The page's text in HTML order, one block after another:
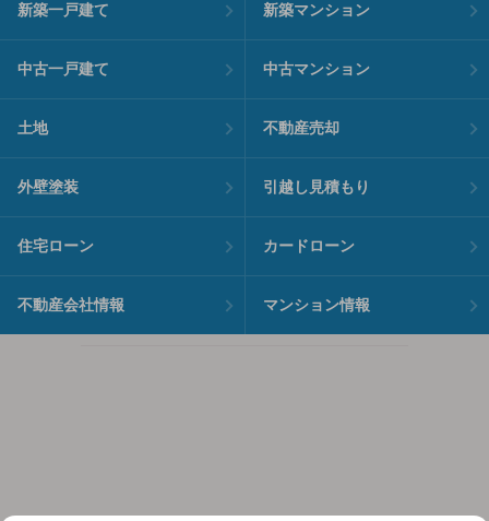
新築一戸建て 新築マンション
中古一戸建て 中古マンション
土地 不動産売却
外壁塗装 引越し見積もり
住宅ローン カードローン
不動産会社情報 マンション情報